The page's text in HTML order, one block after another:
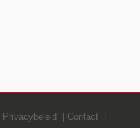
Privacybeleid Contact